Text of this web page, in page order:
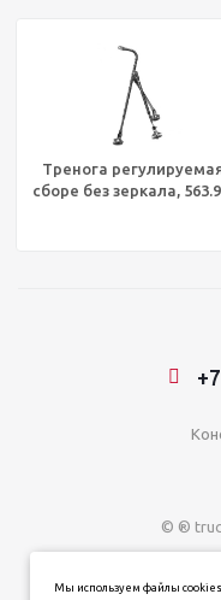
Тренога
сборе без зеркала,
© ®
Мы используем файлы cookies